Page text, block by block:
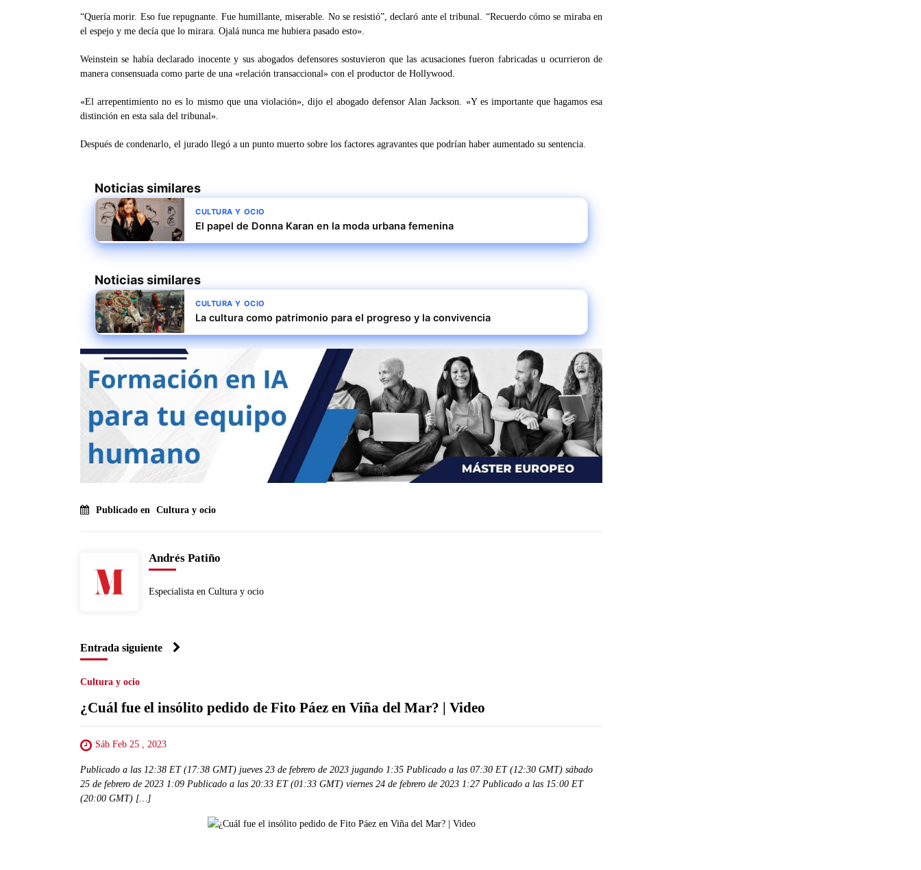
“Quería morir. Eso fue repugnante. Fue humillante, miserable. No se resistió”, declaró ante el tribunal. “Recuerdo cómo se miraba en
el espejo y me decía que lo mirara. Ojalá nunca me hubiera pasado esto».
Weinstein se había declarado inocente y sus abogados defensores sostuvieron que las acusaciones fueron fabricadas u ocurrieron de
manera consensuada como parte de una «relación transaccional» con el productor de Hollywood.
«El arrepentimiento no es lo mismo que una violación», dijo el abogado defensor Alan Jackson. «Y es importante que hagamos esa
distinción en esta sala del tribunal».
Después de condenarlo, el jurado llegó a un punto muerto sobre los factores agravantes que podrían haber aumentado su sentencia.
Noticias similares
CULTURA Y OCIO
El papel de Donna Karan en la moda urbana femenina
Noticias similares
CULTURA Y OCIO
La cultura como patrimonio para el progreso y la convivencia
Publicado en Cultura y ocio
Andrés Patiño
Especialista en Cultura y ocio
Entrada siguiente
Cultura y ocio
¿Cuál fue el insólito pedido de Fito Páez en Viña del Mar? | Video
Sáb Feb 25 , 2023
Publicado a las 12:38 ET (17:38 GMT) jueves 23 de febrero de 2023 jugando 1:35 Publicado a las 07:30 ET (12:30 GMT) sábado
25 de febrero de 2023 1:09 Publicado a las 20:33 ET (01:33 GMT) viernes 24 de febrero de 2023 1:27 Publicado a las 15:00 ET
(20:00 GMT) […]